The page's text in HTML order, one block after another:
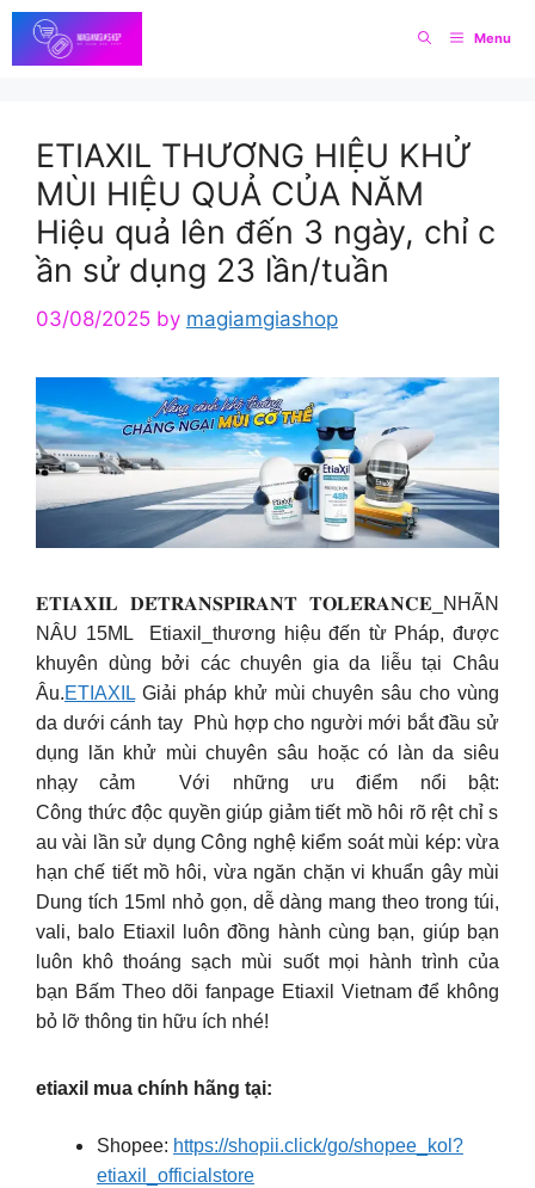
Skip
to
content
Menu
ETIAXIL THƯƠNG HIỆU KHỬ
MÙI HIỆU QUẢ CỦA NĂM
Hiệu quả lên đến 3 ngày, chỉ c
ần sử dụng 23 lần/tuần
03/08/2025 by magiamgiashop
𝐄𝐓𝐈𝐀𝐗𝐈𝐋 𝐃𝐄́𝐓𝐑𝐀𝐍𝐒𝐏𝐈𝐑𝐀𝐍𝐓 𝐓𝐎𝐋𝐄́𝐑𝐀𝐍𝐂𝐄_NHÃN
NÂU 15ML Etiaxil_thương hiệu đến từ Pháp, được
khuyên dùng bởi các chuyên gia da liễu tại Châu
Âu.ETIAXIL Giải pháp khử mùi chuyên sâu cho vùng
da dưới cánh tay Phù hợp cho người mới bắt đầu sử
dụng lăn khử mùi chuyên sâu hoặc có làn da siêu
nhạy cảm Với những ưu điểm nổi bật:
Công thức độc quyền giúp giảm tiết mồ hôi rõ rệt chỉ s
au vài lần sử dụngCông nghệ kiểm soát mùi kép: vừa
hạn chế tiết mồ hôi, vừa ngăn chặn vi khuẩn gây mùi
Dung tích 15ml nhỏ gọn, dễ dàng mang theo trong túi,
vali, balo Etiaxil luôn đồng hành cùng bạn, giúp bạn
luôn khô thoáng sạch mùi suốt mọi hành trình của
bạn Bấm Theo dõi fanpage Etiaxil Vietnam để không
bỏ lỡ thông tin hữu ích nhé!
etiaxil mua chính hãng tại:
Shopee: https://shopii.click/go/shopee_kol?
etiaxil_officialstore